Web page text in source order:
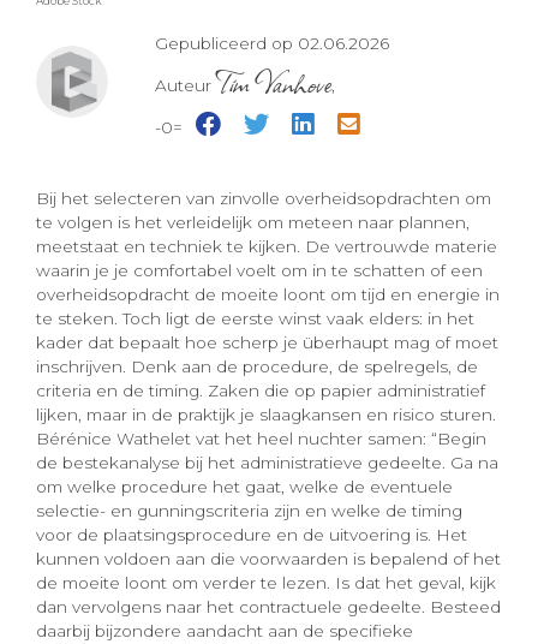
Gepubliceerd op 02.06.2026
Auteur Tim Vanhove,
-0=
Bij het selecteren van zinvolle overheidsopdrachten om
te volgen is het verleidelijk om meteen naar plannen,
meetstaat en techniek te kijken. De vertrouwde materie
waarin je je comfortabel voelt om in te schatten of een
overheidsopdracht de moeite loont om tijd en energie in
te steken. Toch ligt de eerste winst vaak elders: in het
kader dat bepaalt hoe scherp je überhaupt mag of moet
inschrijven. Denk aan de procedure, de spelregels, de
criteria en de timing. Zaken die op papier administratief
lijken, maar in de praktijk je slaagkansen en risico sturen.
Bérénice Wathelet vat het heel nuchter samen: “Begin
de bestekanalyse bij het administratieve gedeelte. Ga na
om welke procedure het gaat, welke de eventuele
selectie- en gunningscriteria zijn en welke de timing
voor de plaatsingsprocedure en de uitvoering is. Het
kunnen voldoen aan die voorwaarden is bepalend of het
de moeite loont om verder te lezen. Is dat het geval, kijk
dan vervolgens naar het contractuele gedeelte. Besteed
daarbij bijzondere aandacht aan de specifieke